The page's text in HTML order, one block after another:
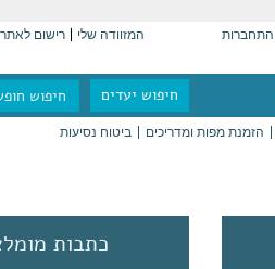
התחברות המזוודה שלי רישום לאתר
חיפוש יעדים
הזמנת מפות ומדריכים ביטוח נסיעות
כתבות